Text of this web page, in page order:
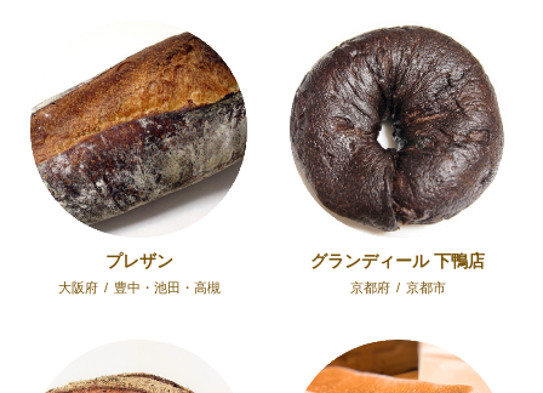
プレザン
大阪府 / 豊中・池田・高槻
グランディール 下鴨店
京都府 / 京都市